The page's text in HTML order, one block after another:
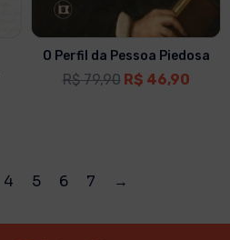
O Perfil da Pessoa Piedosa
R$79,90 R$ 46,90
4 5 6 7 →